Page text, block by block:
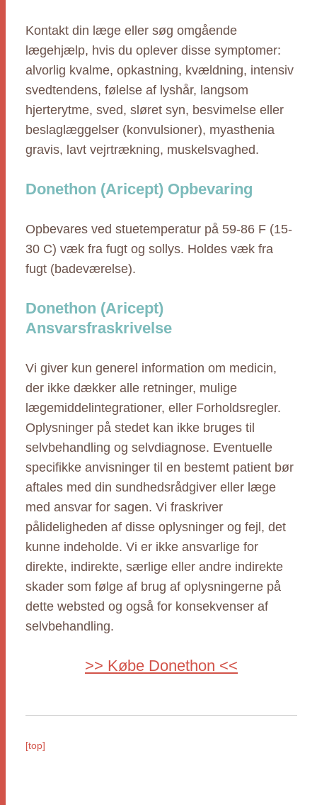
Kontakt din læge eller søg omgående
lægehjælp, hvis du oplever disse symptomer:
alvorlig kvalme, opkastning, kvældning, intensiv
svedtendens, følelse af lyshår, langsom
hjerterytme, sved, sløret syn, besvimelse eller
beslaglæggelser (konvulsioner), myasthenia
gravis, lavt vejrtrækning, muskelsvaghed.
Donethon (Aricept) Opbevaring
Opbevares ved stuetemperatur på 59-86 F (15-
30 C) væk fra fugt og sollys. Holdes væk fra
fugt (badeværelse).
Donethon (Aricept)
Ansvarsfraskrivelse
Vi giver kun generel information om medicin,
der ikke dækker alle retninger, mulige
lægemiddelintegrationer, eller Forholdsregler.
Oplysninger på stedet kan ikke bruges til
selvbehandling og selvdiagnose. Eventuelle
specifikke anvisninger til en bestemt patient bør
aftales med din sundhedsrådgiver eller læge
med ansvar for sagen. Vi fraskriver
pålideligheden af disse oplysninger og fejl, det
kunne indeholde. Vi er ikke ansvarlige for
direkte, indirekte, særlige eller andre indirekte
skader som følge af brug af oplysningerne på
dette websted og også for konsekvenser af
selvbehandling.
>> Købe Donethon <<
[top]